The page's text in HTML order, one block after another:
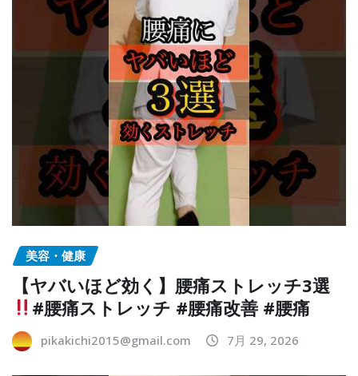
美容・健康
【ヤバいほど効く】腰痛ストレッチ3選
#腰痛ストレッチ #腰痛改善 #腰痛
pikakichi2015@gmail.com 7月 29, 2026